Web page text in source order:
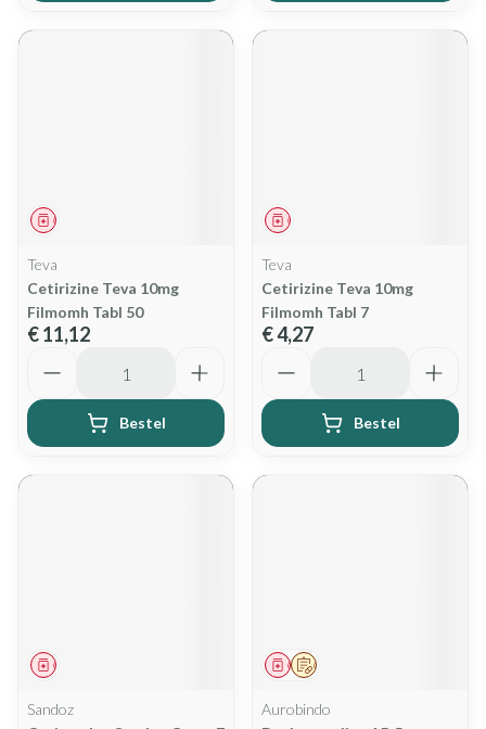
Geneesmiddel
Teva
Cetirizine Teva 10mg
Filmomh Tabl 50
€ 11,12
Bestel
Geneesmiddel
Teva
Cetirizine Teva 10mg
Filmomh Tabl 7
€ 4,27
Bestel
Geneesmiddel
Sandoz
Op voorschrift
Geneesmiddel
Aurobindo